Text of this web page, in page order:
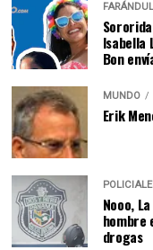
Isabella
Bon
MUNDO
Erik
Nooo,
hombre
drogas